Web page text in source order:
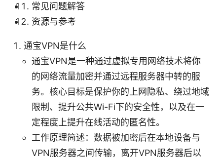
常见问题解答
资源与参考
通宝VPN是什么
通宝VPN是一种通过虚拟专用网络技术将你
的网络流量加密并通过远程服务器中转的服
务。核心目标是保护你的上网隐私、绕过地域
限制、提升公共Wi-Fi下的安全性，以及在一
定程度上提升在线活动的匿名性。
工作原理简述：数据被加密后在本地设备与
VPN服务器之间传输，离开VPN服务器后以